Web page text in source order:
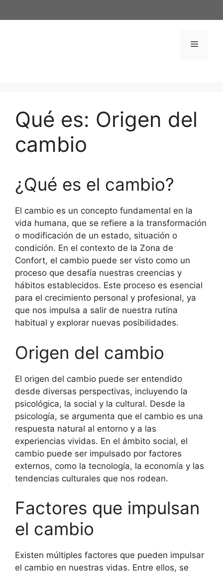
al
Menú
Qué es: Origen del
cambio
¿Qué es el cambio?
El cambio es un concepto fundamental en la
vida humana, que se refiere a la transformación
o modificación de un estado, situación o
condición. En el contexto de la Zona de
Confort, el cambio puede ser visto como un
proceso que desafía nuestras creencias y
hábitos establecidos. Este proceso es esencial
para el crecimiento personal y profesional, ya
que nos impulsa a salir de nuestra rutina
habitual y explorar nuevas posibilidades.
Origen del cambio
El origen del cambio puede ser entendido
desde diversas perspectivas, incluyendo la
psicológica, la social y la cultural. Desde la
psicología, se argumenta que el cambio es una
respuesta natural al entorno y a las
experiencias vividas. En el ámbito social, el
cambio puede ser impulsado por factores
externos, como la tecnología, la economía y las
tendencias culturales que nos rodean.
Factores que impulsan
el cambio
Existen múltiples factores que pueden impulsar
el cambio en nuestras vidas. Entre ellos, se